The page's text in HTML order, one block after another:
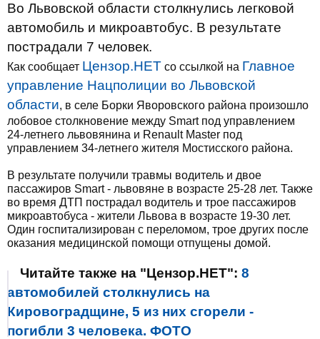
Во Львовской области столкнулись легковой
автомобиль и микроавтобус. В результате
пострадали 7 человек.
Как сообщает Цензор.НЕТ со ссылкой на Главное
управление Нацполиции во Львовской
области, в селе Борки Яворовского района произошло
лобовое столкновение между Smart под управлением
24-летнего львовянина и Renault Master под
управлением 34-летнего жителя Мостисского района.
В результате получили травмы водитель и двое
пассажиров Smart - львовяне в возрасте 25-28 лет. Также
во время ДТП пострадал водитель и трое пассажиров
микроавтобуса - жители Львова в возрасте 19-30 лет.
Один госпитализирован с переломом, трое других после
оказания медицинской помощи отпущены домой.
Читайте также на "Цензор.НЕТ": 8
автомобилей столкнулись на
Кировоградщине, 5 из них сгорели -
погибли 3 человека. ФОТО